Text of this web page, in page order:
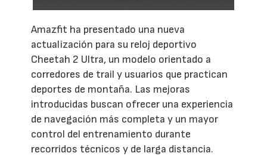
Amazfit ha presentado una nueva
actualización para su reloj deportivo
Cheetah 2 Ultra, un modelo orientado a
corredores de trail y usuarios que practican
deportes de montaña. Las mejoras
introducidas buscan ofrecer una experiencia
de navegación más completa y un mayor
control del entrenamiento durante
recorridos técnicos y de larga distancia.